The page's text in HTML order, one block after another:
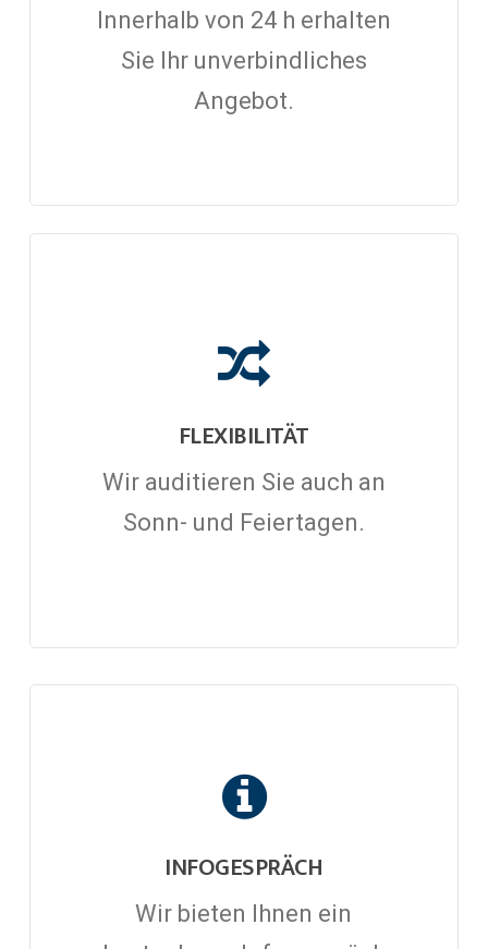
Innerhalb von 24 h erhalten
Sie Ihr unverbindliches
Angebot.
FLEXIBILITÄT
Wir auditieren Sie auch an
Sonn- und Feiertagen.
INFOGESPRÄCH
Wir bieten Ihnen ein